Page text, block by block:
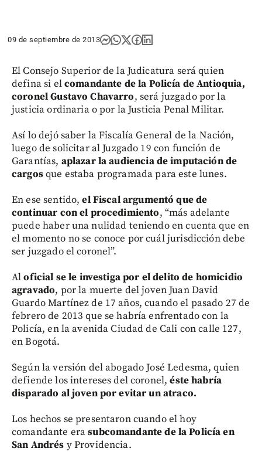
09 de septiembre de 2013
El Consejo Superior de la Judicatura será quien
defina si elcomandante de la Policía de Antioquia,
coronel Gustavo Chavarro, será juzgado por la
justicia ordinaria o por la Justicia Penal Militar.
Así lo dejó saber la Fiscalía General de la Nación,
luego de solicitar al Juzgado 19 con función de
Garantías, aplazar la audiencia de imputación de
cargosque estaba programada para este lunes.
En ese sentido,el Fiscal argumentó que de
continuar con el procedimiento, “más adelante
puede haber una nulidad teniendo en cuenta que en
el momento no se conoce por cuál jurisdicción debe
ser juzgado el coronel”.
Aloficial se le investiga por el delito de homicidio
agravado, por la muerte del joven Juan David
Guardo Martínez de 17 años, cuando el pasado 27 de
febrero de 2013 que se habría enfrentado con la
Policía, en la avenida Ciudad de Cali con calle 127,
en Bogotá.
Según la versión del abogado José Ledesma, quien
defiende los intereses del coronel,éste habría
disparado al joven por evitar un atraco.
Los hechos se presentaron cuando el hoy
comandante erasubcomandante de la Policía en
San Andrés y Providencia.